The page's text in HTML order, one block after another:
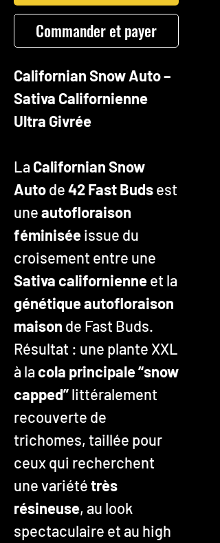
Commander et payer
Californian Snow Auto –
Sativa Californienne
Ultra Givrée
La Californian Snow
Autode42 Fast Budsest
uneautofloraison
féminiséeissue du
croisement entre une
Sativa californienneet la
génétique autofloraison
maison de Fast Buds.
Résultat : une plante XXL
à lacola principale “snow
capped”littéralement
recouverte de
trichomes, taillée pour
ceux qui recherchent
une variététrès
résineuse, au look
spectaculaire et au high